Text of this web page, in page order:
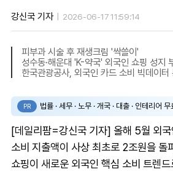
강신국 기자 2026-06-17 11:59:14
피부과 시술 후 재생크림 '싹쓸이'
성수동·해운대 'K-약국' 외국인 쇼핑 성지
한국관광공사, 외국인 카드 소비 빅데이터
PR 법률 · 세무 · 노무 · 개국 · 대출 · 인테리어
[데일리팜=강신국 기자] 올해 5월 외
소비 지출액이 사상 최초로 2조원을
쇼핑이 새로운 외국인 핵심 소비 트렌